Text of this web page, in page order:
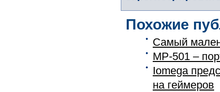
Похожие
Самый
MP-501 –
Iomega
на геймеров